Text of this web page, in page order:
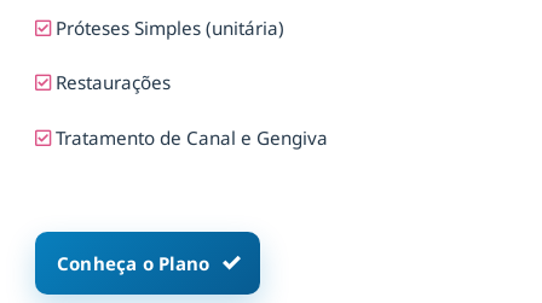
Próteses Simples (unitária)
Restaurações
Tratamento de Canal e Gengiva
Conheça o Plano